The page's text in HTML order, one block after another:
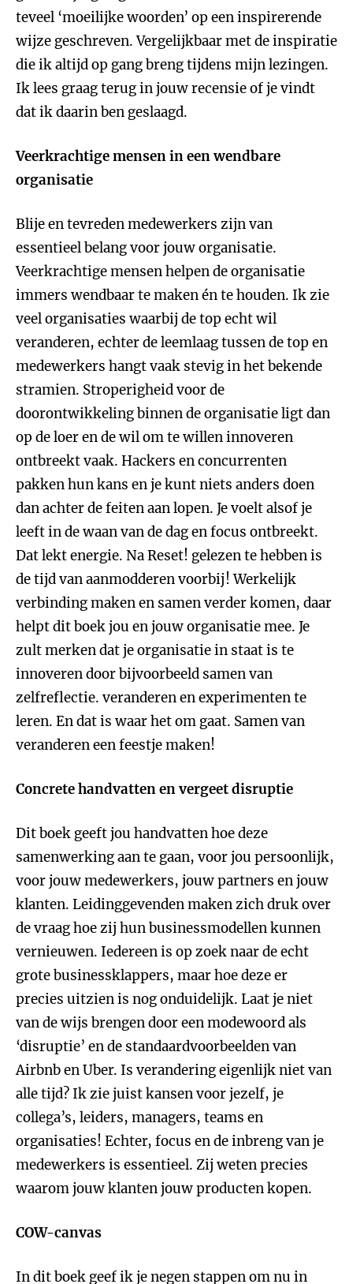
teveel ‘moeilijke woorden’ op een inspirerende
wijze geschreven. Vergelijkbaar met de inspiratie
die ik altijd op gang breng tijdens mijn lezingen.
Ik lees graag terug in jouw recensie of je vindt
dat ik daarin ben geslaagd.
Veerkrachtige mensen in een wendbare
organisatie
Blije en tevreden medewerkers zijn van
essentieel belang voor jouw organisatie.
Veerkrachtige mensen helpen de organisatie
immers wendbaar te maken én te houden. Ik zie
veel organisaties waarbij de top echt wil
veranderen, echter de leemlaag tussen de top en
medewerkers hangt vaak stevig in het bekende
stramien. Stroperigheid voor de
doorontwikkeling binnen de organisatie ligt dan
op de loer en de wil om te willen innoveren
ontbreekt vaak. Hackers en concurrenten
pakken hun kans en je kunt niets anders doen
dan achter de feiten aan lopen. Je voelt alsof je
leeft in de waan van de dag en focus ontbreekt.
Dat lekt energie. Na Reset! gelezen te hebben is
de tijd van aanmodderen voorbij! Werkelijk
verbinding maken en samen verder komen, daar
helpt dit boek jou en jouw organisatie mee. Je
zult merken dat je organisatie in staat is te
innoveren door bijvoorbeeld samen van
zelfreflectie. veranderen en experimenten te
leren. En dat is waar het om gaat. Samen van
veranderen een feestje maken!
Concrete handvatten en vergeet disruptie
Dit boek geeft jou handvatten hoe deze
samenwerking aan te gaan, voor jou persoonlijk,
voor jouw medewerkers, jouw partners en jouw
klanten. Leidinggevenden maken zich druk over
de vraag hoe zij hun businessmodellen kunnen
vernieuwen. Iedereen is op zoek naar de echt
grote businessklappers, maar hoe deze er
precies uitzien is nog onduidelijk. Laat je niet
van de wijs brengen door een modewoord als
‘disruptie’ en de standaardvoorbeelden van
Airbnb en Uber. Is verandering eigenlijk niet van
alle tijd? Ik zie juist kansen voor jezelf, je
collega’s, leiders, managers, teams en
organisaties! Echter, focus en de inbreng van je
medewerkers is essentieel. Zij weten precies
waarom jouw klanten jouw producten kopen.
COW-canvas
In dit boek geef ik je negen stappen om nu in